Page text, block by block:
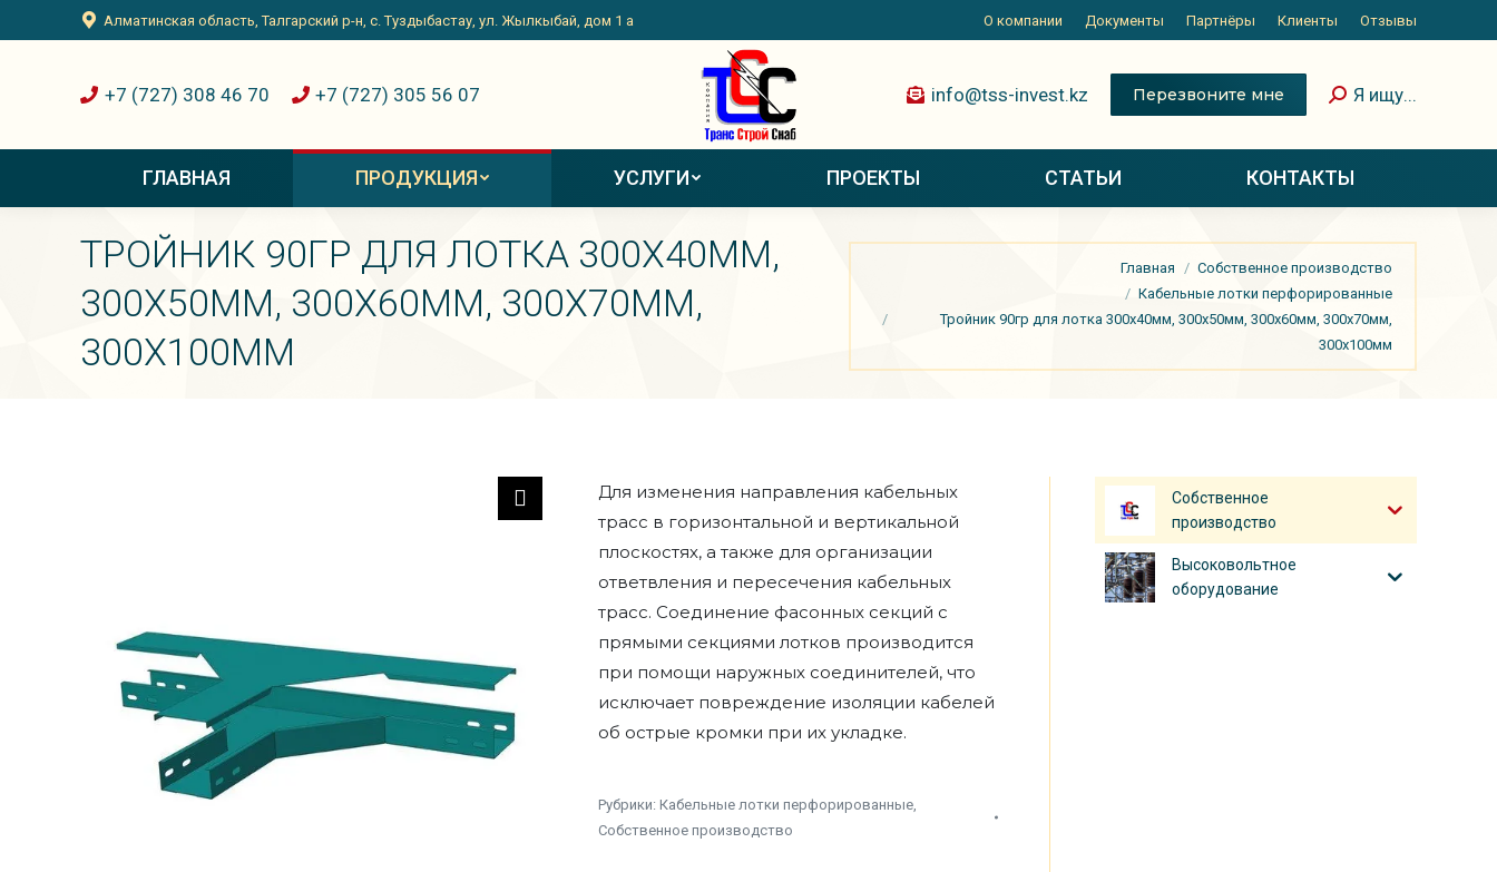
Алматинская область, Талгарский р-н, с. Туздыбастау, ул. Жылкыбай, дом 1 а О компании Документы Партнёры Клиенты Отзывы
+7 (727) 308 46 70 +7 (727) 305 56 07 info@tss-invest.kz Перезвоните мне Я ищу...
ГЛАВНАЯ ПРОДУКЦИЯ УСЛУГИ ПРОЕКТЫ СТАТЬИ КОНТАКТЫ
ТРОЙНИК 90ГР ДЛЯ ЛОТКА 300Х40ММ,
300Х50ММ, 300Х60ММ, 300Х70ММ,
300Х100ММ
Вы здесь:
Главная
Собственное производство
Кабельные лотки перфорированные
Тройник 90гр для лотка 300х40мм, 300х50мм, 300х60мм, 300х70мм,
300х100мм
Для изменения направления кабельных
трасс в горизонтальной и вертикальной
плоскостях, а также для организации
ответвления и пересечения кабельных
трасс. Соединение фасонных секций с
прямыми секциями лотков производится
при помощи наружных соединителей, что
исключает повреждение изоляции кабелей
об острые кромки при их укладке.
Рубрики: Кабельные лотки перфорированные,
Собственное производство
Собственное
производство
Высоковольтное
оборудование